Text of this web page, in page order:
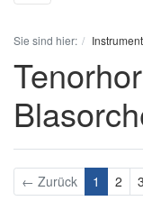
Sie sind hier:
← Zurück 1 2 3